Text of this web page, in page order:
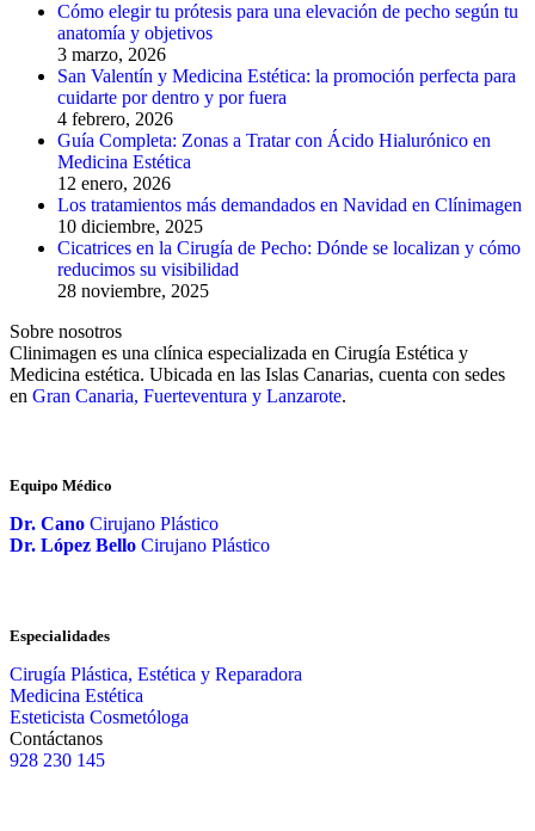
Cómo elegir tu prótesis para una elevación de pecho según tu
anatomía y objetivos
3 marzo, 2026
San Valentín y Medicina Estética: la promoción perfecta para
cuidarte por dentro y por fuera
4 febrero, 2026
Guía Completa: Zonas a Tratar con Ácido Hialurónico en
Medicina Estética
12 enero, 2026
Los tratamientos más demandados en Navidad en Clínimagen
10 diciembre, 2025
Cicatrices en la Cirugía de Pecho: Dónde se localizan y cómo
reducimos su visibilidad
28 noviembre, 2025
Sobre nosotros
Clinimagen es una clínica especializada en Cirugía Estética y
Medicina estética. Ubicada en las Islas Canarias, cuenta con sedes
en Gran Canaria, Fuerteventura y Lanzarote.
Equipo Médico
Dr. Cano Cirujano Plástico
Dr. López Bello Cirujano Plástico
Especialidades
Cirugía Plástica, Estética y Reparadora
Medicina Estética
Esteticista Cosmetóloga
Contáctanos
928 230 145